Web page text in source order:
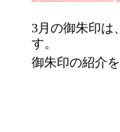
3月の御朱印は
す。
御朱印の紹介